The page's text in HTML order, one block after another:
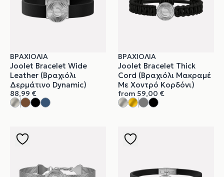
ΒΡΑΧΙΌΛΙΑ
Joolet Bracelet Wide
Leather (Βραχιόλι
Δερμάτινο Dynamic)
88,99 €
ΒΡΑΧΙΌΛΙΑ
Joolet Bracelet Thick
Cord (Βραχιόλι Μακραμέ
Με Χοντρό Κορδόνι)
from 59,00 €